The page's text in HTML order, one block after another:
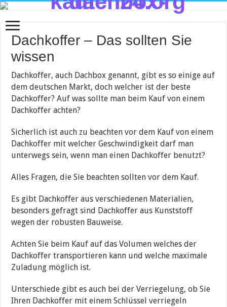
Dachkoffer – Das sollten Sie
wissen
Dachkoffer, auch Dachbox genannt, gibt es so einige auf
dem deutschen Markt, doch welcher ist der beste
Dachkoffer? Auf was sollte man beim Kauf von einem
Dachkoffer achten?
Sicherlich ist auch zu beachten vor dem Kauf von einem
Dachkoffer mit welcher Geschwindigkeit darf man
unterwegs sein, wenn man einen Dachkoffer benutzt?
Alles Fragen, die Sie beachten sollten vor dem Kauf.
Es gibt Dachkoffer aus verschiedenen Materialien,
besonders gefragt sind Dachkoffer aus Kunststoff
wegen der robusten Bauweise.
Achten Sie beim Kauf auf das Volumen welches der
Dachkoffer transportieren kann und welche maximale
Zuladung möglich ist.
Unterschiede gibt es auch bei der Verriegelung, ob Sie
Ihren Dachkoffer mit einem Schlüssel verriegeln